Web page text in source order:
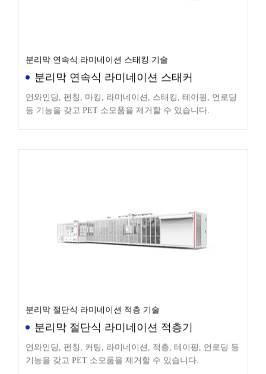
분리막 연속식 라미네이션 스태킹 기술
분리막 연속식 라미네이션 스태커
언와인딩, 펀칭, 마킹, 라미네이션, 스태킹, 테이핑, 언로딩
등 기능을 갖고 PET 소모품을 제거할 수 있습니다.
분리막 절단식 라미네이션 적층 기술
분리막 절단식 라미네이션 적층기
언와인딩, 펀칭, 커팅, 라미네이션, 적층, 테이핑, 언로딩 등
기능을 갖고 PET 소모품을 제거할 수 있습니다.